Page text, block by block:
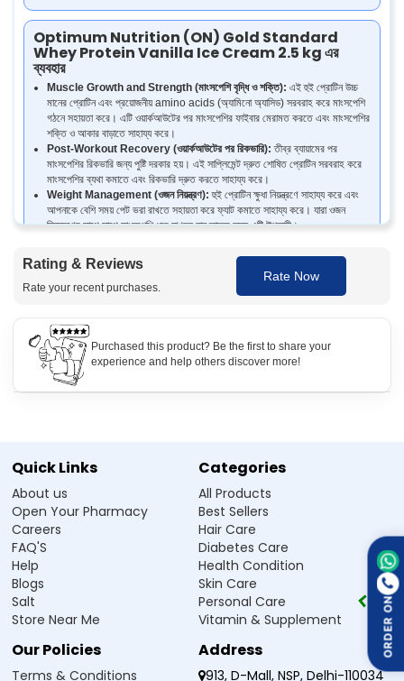
Optimum Nutrition (ON) Gold Standard
Whey Protein Vanilla Ice Cream 2.5 kg এর
ব্যবহার
Muscle Growth and Strength (মাংসপেশি বৃদ্ধি ও শক্তি): এই হুই প্রোটিন উচ্চ
মানের প্রোটিন এবং প্রয়োজনীয় amino acids (অ্যামিনো অ্যাসিড) সরবরাহ করে মাংসপেশি
গঠনে সহায়তা করে। এটি ওয়ার্কআউটের পর মাংসপেশির ফাইবার মেরামত করতে এবং মাংসপেশির
শক্তি ও আকার বাড়াতে সাহায্য করে।
Post-Workout Recovery (ওয়ার্কআউটের পর রিকভারি): তীব্র ব্যায়ামের পর
মাংসপেশির রিকভারি জন্য পুষ্টি দরকার হয়। এই সাপ্লিমেন্ট দ্রুত শোষিত প্রোটিন সরবরাহ করে
মাংসপেশির ব্যথা কমাতে এবং রিকভারি দ্রুত করতে সাহায্য করে।
Weight Management (ওজন নিয়ন্ত্রণ): হুই প্রোটিন ক্ষুধা নিয়ন্ত্রণে সাহায্য করে এবং
আপনাকে বেশি সময় পেট ভরা রাখতে সহায়তা করে ফ্যাট কমাতে সাহায্য করে। যারা ওজন
নিয়ন্ত্রণের সাথে সাথে মাংসপেশি ধরে রাখতে চান তাদের জন্য এটি উপকারী।
কম পুষ্টিকর খাবার বা বাড়তি পুষ্টির চাহিদা থাকা ব্যক্তিদের দৈনিক প্রোটিনের প্রয়োজন পূরণে এটি
সাহায্য করে।
Improved Athletic Performance (অ্যাথলেটিক পারফরম্যান্স উন্নতি):
Optimum Nutrition (ON) Gold Standard
Whey Protein Vanilla Ice Cream 2.5 kg এর সুবিধা
ওজন নিয়ন্ত্রণ এবং ফ্যাট কমাতে সহায়তা করে
সুস্বাদু ভ্যানিলা আইসক্রিম ফ্লেভার
Optimum Nutrition (ON) Gold Standard
Whey Protein Vanilla Ice Cream 2.5 kg এটা
কিভাবে কাজ করে
এই হুই প্রোটিন সাপ্লিমেন্ট শরীরে দ্রুত হজমযোগ্য এবং উচ্চ মানের প্রোটিন সরবরাহ করে কাজ
করে। Whey protein isolate (হুই প্রোটিন আইসোলেট) এবং hydrolysed whey
(হাইড্রোলাইজড হুই) দ্রুত রক্তে শোষিত হয় এবং মাংসপেশিতে amino acids (অ্যামিনো
অ্যাসিড) পৌঁছে দেয়। এই অ্যামিনো অ্যাসিড ক্ষতিগ্রস্ত মাংসপেশির ফাইবার মেরামত করতে এবং
প্রক্রিয়া মাংসপেশি বৃদ্ধি, শক্তি উন্নয়ন এবং দ্রুত রিকভারি সমর্থন করে। প্রয়োজনীয় পুষ্টি উপাদান
Rating & Reviews
Rate your recent purchases.
Rate Now
Purchased this product? Be the first to share your
experience and help others discover more!
ORDER ON
Quick Links
About us
Open Your Pharmacy
Careers
FAQ'S
Help
Blogs
Salt
Store Near Me
Categories
All Products
Best Sellers
Hair Care
Diabetes Care
Health Condition
Skin Care
Personal Care
Vitamin & Supplement
Our Policies
Terms & Conditions
Address
913, D-Mall, NSP, Delhi-110034